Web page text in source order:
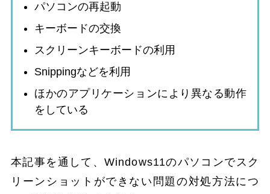
パソコンの再起動
キーボードの交換
スクリーンキーボードの利用
Snippingなどを利用
ほかのアプリケーションにより異なる動作
をしている
本記事を通して、Windows11のパソコンでスク
リーンショットができない問題の対処方法につ